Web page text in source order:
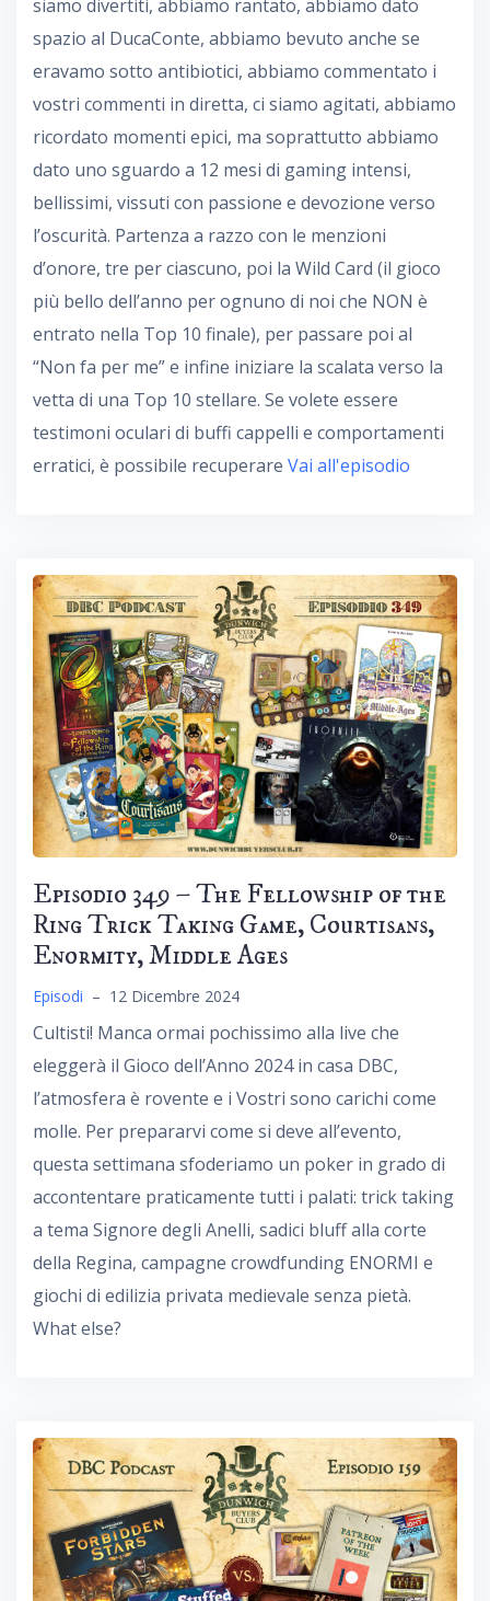
siamo divertiti, abbiamo rantato, abbiamo dato
spazio al DucaConte, abbiamo bevuto anche se
eravamo sotto antibiotici, abbiamo commentato i
vostri commenti in diretta, ci siamo agitati, abbiamo
ricordato momenti epici, ma soprattutto abbiamo
dato uno sguardo a 12 mesi di gaming intensi,
bellissimi, vissuti con passione e devozione verso
l’oscurità. Partenza a razzo con le menzioni
d’onore, tre per ciascuno, poi la Wild Card (il gioco
più bello dell’anno per ognuno di noi che NON è
entrato nella Top 10 finale), per passare poi al
“Non fa per me” e infine iniziare la scalata verso la
vetta di una Top 10 stellare. Se volete essere
testimoni oculari di buffi cappelli e comportamenti
erratici, è possibile recuperare Vai all'episodio
Episodio 349 – The Fellowship of the
Ring Trick Taking Game, Courtisans,
Enormity, Middle Ages
Episodi – 12 Dicembre 2024
Cultisti! Manca ormai pochissimo alla live che
eleggerà il Gioco dell’Anno 2024 in casa DBC,
l’atmosfera è rovente e i Vostri sono carichi come
molle. Per prepararvi come si deve all’evento,
questa settimana sfoderiamo un poker in grado di
accontentare praticamente tutti i palati: trick taking
a tema Signore degli Anelli, sadici bluff alla corte
della Regina, campagne crowdfunding ENORMI e
giochi di edilizia privata medievale senza pietà.
What else?